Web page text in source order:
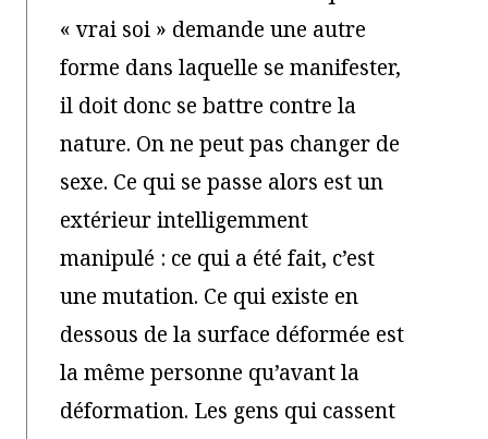
« vrai soi » demande une autre
forme dans laquelle se manifester,
il doit donc se battre contre la
nature. On ne peut pas changer de
sexe. Ce qui se passe alors est un
extérieur intelligemment
manipulé : ce qui a été fait, c’est
une mutation. Ce qui existe en
dessous de la surface déformée est
la même personne qu’avant la
déformation. Les gens qui cassent